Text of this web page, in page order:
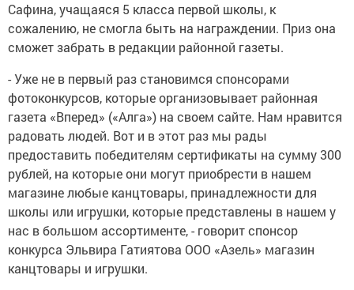
Сафина, учащаяся 5 класса первой школы, к
сожалению, не смогла быть на награждении. Приз она
сможет забрать в редакции районной газеты.
- Уже не в первый раз становимся спонсорами
фотоконкурсов, которые организовывает районная
газета «Вперед» («Алга») на своем сайте. Нам нравится
радовать людей. Вот и в этот раз мы рады
предоставить победителям сертификаты на сумму 300
рублей, на которые они могут приобрести в нашем
магазине любые канцтовары, принадлежности для
школы или игрушки, которые представлены в нашем у
нас в большом ассортименте, - говорит спонсор
конкурса Эльвира Гатиятова ООО «Азель» магазин
канцтовары и игрушки.